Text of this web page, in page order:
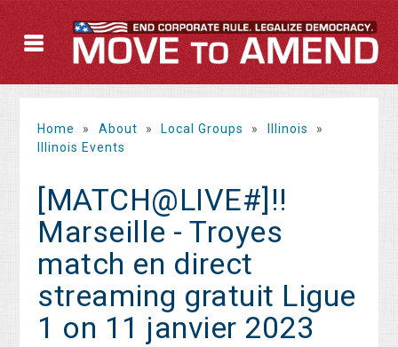
Home » About » Local Groups » Illinois
»
Illinois Events
[MATCH@LIVE#]!!
Marseille - Troyes
match en direct
streaming gratuit Ligue
1 on 11 janvier 2023